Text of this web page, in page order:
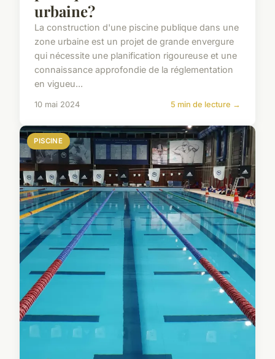
urbaine?
La construction d'une piscine publique dans une
zone urbaine est un projet de grande envergure
qui nécessite une planification rigoureuse et une
connaissance approfondie de la réglementation
en vigueu...
10 mai 2024 5 min de lecture →
PISCINE